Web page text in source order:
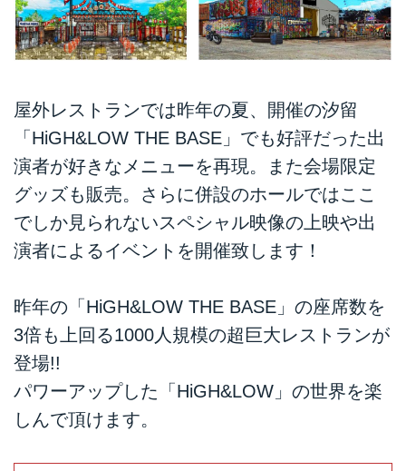
屋外レストランでは昨年の夏、開催の汐留
「HiGH&LOW THE BASE」でも好評だった出
演者が好きなメニューを再現。また会場限定
グッズも販売。さらに併設のホールではここ
でしか見られないスペシャル映像の上映や出
演者によるイベントを開催致します！
昨年の「HiGH&LOW THE BASE」の座席数を
3倍も上回る1000人規模の超巨大レストランが
登場!!
パワーアップした「HiGH&LOW」の世界を楽
しんで頂けます。